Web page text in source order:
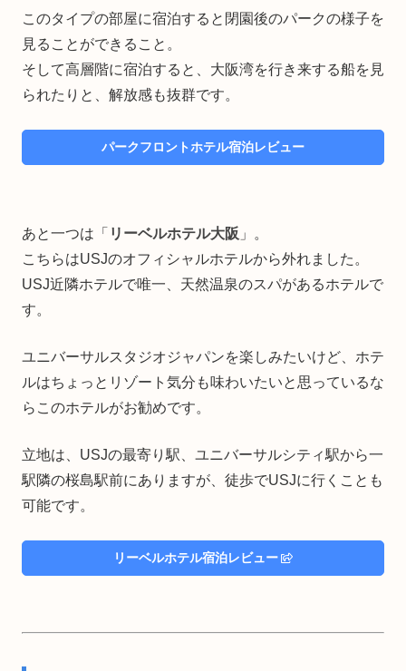
このタイプの部屋に宿泊すると閉園後のパークの様子を
見ることができること。
そして高層階に宿泊すると、大阪湾を行き来する船を見
られたりと、解放感も抜群です。
パークフロントホテル宿泊レビュー
あと一つは「 リーベルホテル大阪 」。
こちらはUSJのオフィシャルホテルから外れました。
USJ近隣ホテルで唯一、天然温泉のスパがあるホテルで
す。
ユニバーサルスタジオジャパンを楽しみたいけど、ホテ
ルはちょっとリゾート気分も味わいたいと思っているな
らこのホテルがお勧めです。
立地は、USJの最寄り駅、ユニバーサルシティ駅から一
駅隣の桜島駅前にありますが、徒歩でUSJに行くことも
可能です。
リーベルホテル宿泊レビュー